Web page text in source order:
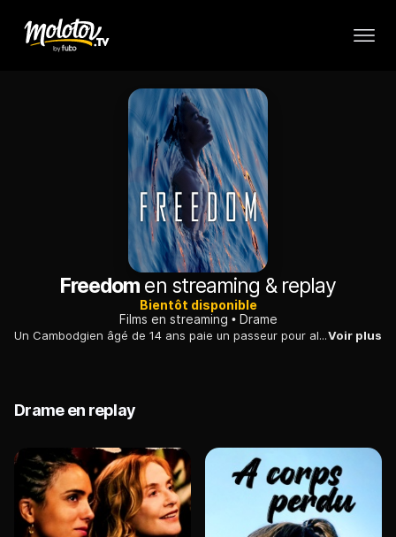
Freedom en streaming & replay
Bientôt disponible
Films en streaming
Drame
Un Cambodgien âgé de 14 ans paie un passeur pour aller travailler en Thaïlande. Mais il est en réalité vendu comme esclave au capitaine d'un bateau de pêche.Voir plus
Drame en replay